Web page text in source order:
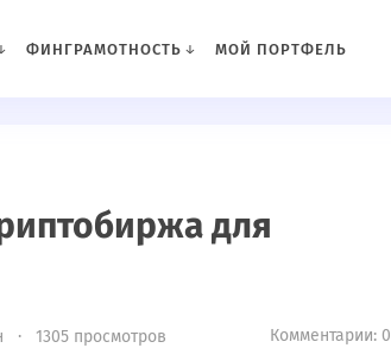
ФИНГРАМОТНОСТЬ МОЙ ПОРТФЕЛЬ
для
· 1305 просмотров Комментарии: 0